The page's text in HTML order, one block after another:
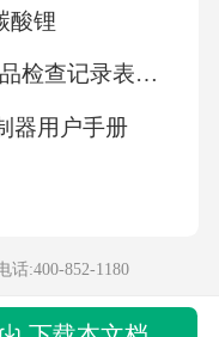
读的12页当做
数就相当于从1
的和．由“小华
都比前一天多读
页便可读完”可
到最后一天读的
页，由此可知，
酸锂
软件项目 过程和工作产品检查记录表全套
器用户手册
话:400-852-1180